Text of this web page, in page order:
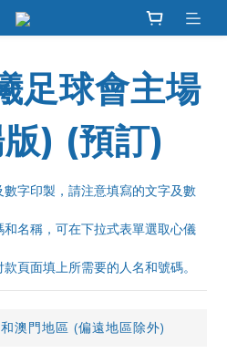
足球會主場
) (預訂)
字印製，請注意填寫的文字及數
名稱，可在下拉式表單選取心儀
頁面填上所需要的人名和號碼。
澳門地區 (偏遠地區除外)